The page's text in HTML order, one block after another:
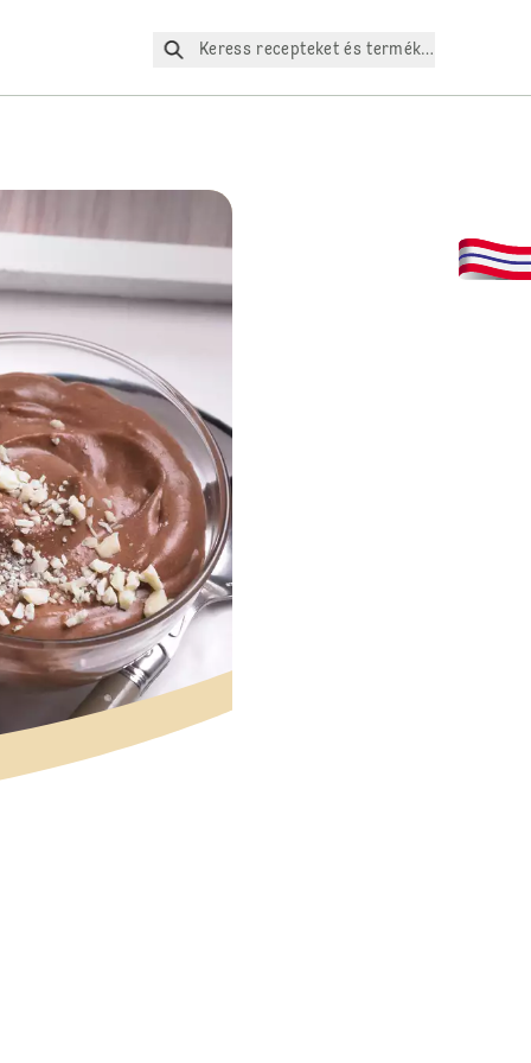
Keress recepteket és termékeket az